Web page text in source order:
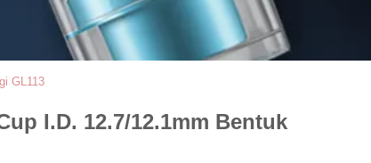
GL113
I.D. 12.7/12.1mm Bentuk